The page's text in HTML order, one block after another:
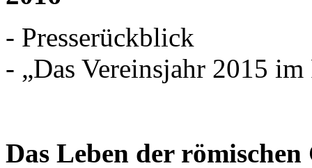
- Presserückblick
- „Das Vereinsjahr 2015
Das Leben der